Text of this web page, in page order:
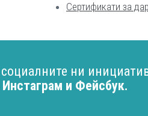
Сертификати за
ни
Инстаграм и Фейсбук.